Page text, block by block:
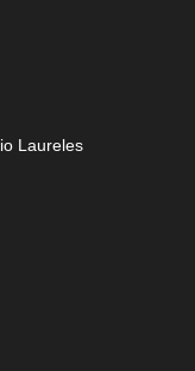
Laureles